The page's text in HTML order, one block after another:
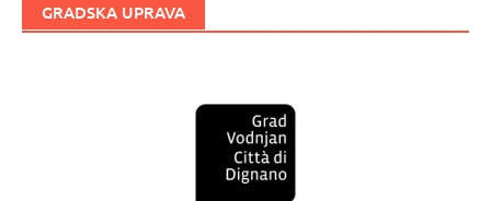
GRADSKA UPRAVA